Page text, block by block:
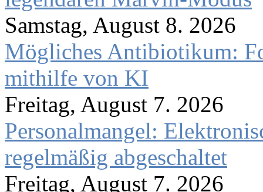
Samstag, August 8. 2026
Mögliches Antibiotikum:
mithilfe von KI
Freitag, August 7. 2026
Personalmangel:
regelmäßig abgeschaltet
Freitag, August 7. 2026